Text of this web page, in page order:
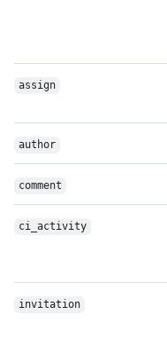
assign
author
comment
ci_activity
invitation